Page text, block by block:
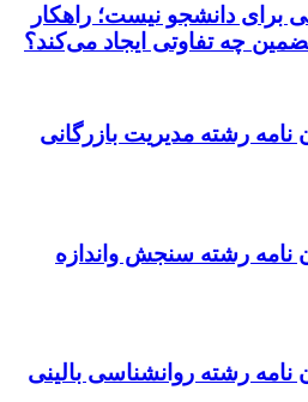
برای دانشجو نیست؛ راهکار
تضمین چه تفاوتی ایجاد می‌کند؟
نامه رشته مدیریت بازرگانی
نامه رشته سنجش واندازه
نامه رشته روانشناسی بالینی